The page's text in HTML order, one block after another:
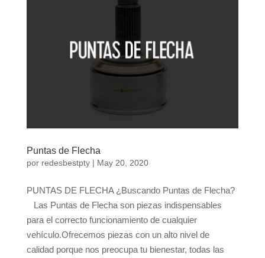
Puntas de Flecha
por redesbestpty| May 20, 2020
PUNTAS DE FLECHA ¿Buscando Puntas de Flecha?
Las Puntas de Flecha son piezas indispensables
para el correcto funcionamiento de cualquier
vehículo.Ofrecemos piezas con un alto nivel de
calidad porque nos preocupa tu bienestar, todas las